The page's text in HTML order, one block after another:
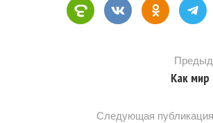
Как мир
Следующая публикация